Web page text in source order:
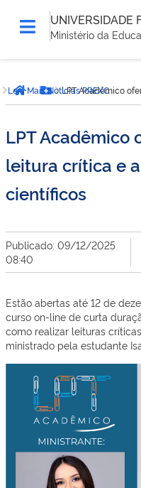
UNIVERSIDADE
Ministério da
está
aqui:Página inicial
Botão Menu
Leia Mais Noticias PREXC
LPT Acadêmico
LPT Acadêmico
leitura crítica e
científicos
Publicado: 09/12/2025
08:40
Estão abertas até 12 de
curso on-line de curta
como realizar leituras
ministrado pela estudante